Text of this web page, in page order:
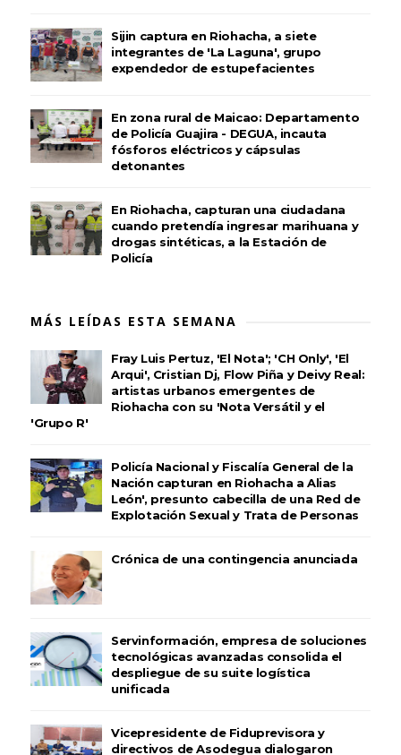
Sijin captura en Riohacha, a siete
integrantes de 'La Laguna', grupo
expendedor de estupefacientes
En zona rural de Maicao: Departamento
de Policía Guajira - DEGUA, incauta
fósforos eléctricos y cápsulas
detonantes
En Riohacha, capturan una ciudadana
cuando pretendía ingresar marihuana y
drogas sintéticas, a la Estación de
Policía
MÁS LEÍDAS ESTA SEMANA
Fray Luis Pertuz, 'El Nota'; 'CH Only', 'El
Arqui', Cristian Dj, Flow Piña y Deivy Real:
artistas urbanos emergentes de
Riohacha con su 'Nota Versátil y el
'Grupo R'
Policía Nacional y Fiscalía General de la
Nación capturan en Riohacha a Alias
León', presunto cabecilla de una Red de
Explotación Sexual y Trata de Personas
Crónica de una contingencia anunciada
Servinformación, empresa de soluciones
tecnológicas avanzadas consolida el
despliegue de su suite logística
unificada
Vicepresidente de Fiduprevisora y
directivos de Asodegua dialogaron